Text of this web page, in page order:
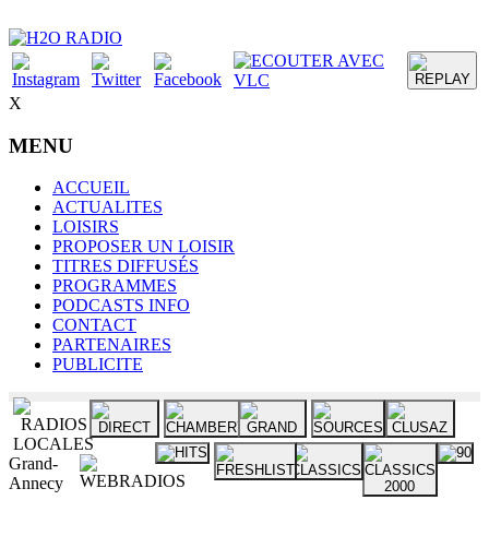
X
MENU
ACCUEIL
ACTUALITES
LOISIRS
PROPOSER UN LOISIR
TITRES DIFFUSÉS
PROGRAMMES
PODCASTS INFO
CONTACT
PARTENAIRES
PUBLICITE
Grand-
Annecy